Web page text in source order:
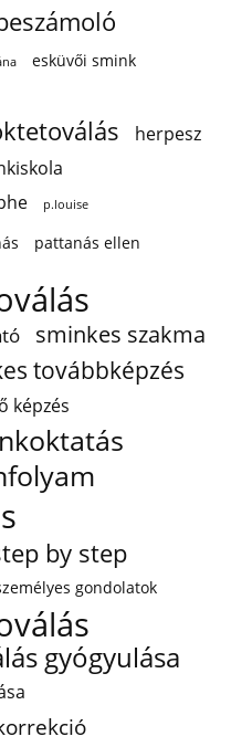
esküvői smink
herpesz
p.louise
pattanás ellen
sminkes szakma
továbbképzés
képzés
by step
gondolatok
gyógyulása